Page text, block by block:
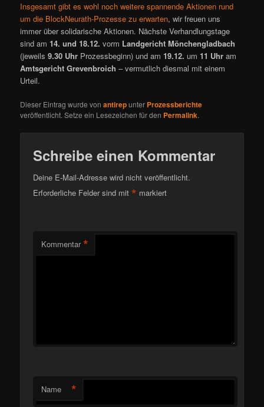
Insgesamt gibt es wohl noch weitere spannende Aktionen rund
um die BlockNeurath-Prozesse zu erwarten, wir freuen uns
immer über solidarische Aktionen. Nächste Verhandlungstage
sind am 14. und 18.12. vorm Landgericht Mönchengladbach
(jeweils9.30 Uhr Prozessbeginn) und am 19.12. um 11 Uhr am
Amtsgericht Grevenbroich – vermutlich diesmal mit einem
Urteil.
Dieser Eintrag wurde vonantirepunter Prozessberichte
veröffentlicht. Setze ein Lesezeichen für den Permalink.
Schreibe einen Kommentar
Deine E-Mail-Adresse wird nicht veröffentlicht.
Erforderliche Felder sind mit* markiert
Kommentar *
Name *